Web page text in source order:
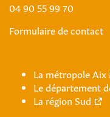
04 90 55 99 70
Formulaire de contact
La métropole Aix
Le département
La région Sud